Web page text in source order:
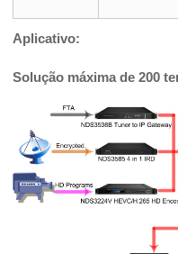
Aplicativo:
Solução máxima de 200